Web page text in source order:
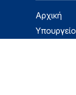
Αρχική
Υπουργείο